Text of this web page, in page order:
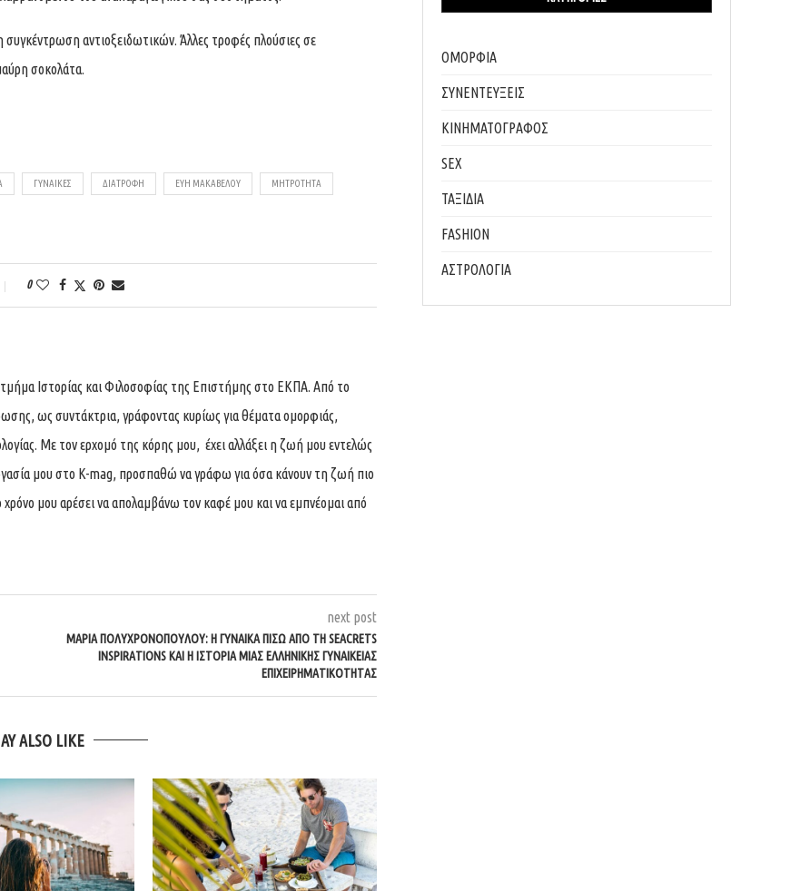
αντιοξειδωτικών. Άλλες τροφές πλούσιες σε
σοκολάτα.
ΓΥΝΑΊΚΕΣ ΔΙΑΤΡΟΦΉ ΕΥΗ ΜΑΚΑΒΕΛΟΥ ΜΗΤΡΌΤΗΤΑ
0
Ιστορίας και Φιλοσοφίας της Επιστήμης στο ΕΚΠΑ. Από το
ως συντάκτρια, γράφοντας κυρίως για θέματα ομορφιάς,
Με τον ερχομό της κόρης μου, έχει αλλάξει η ζωή μου εντελώς
μου στο K-mag, προσπαθώ να γράφω για όσα κάνουν τη ζωή πιο
μου αρέσει να απολαμβάνω τον καφέ μου και να εμπνέομαι από
next post
ΜΑΡΊΑ ΠΟΛΥΧΡΟΝΟΠΟΎΛΟΥ: Η ΓΥΝΑΊΚΑ ΠΊΣΩ ΑΠΌ ΤΗ SEACRETS
INSPIRATIONS ΚΑΙ Η ΙΣΤΟΡΊΑ ΜΙΑΣ ΕΛΛΗΝΙΚΉΣ ΓΥΝΑΙΚΕΊΑΣ
ΕΠΙΧΕΙΡΗΜΑΤΙΚΌΤΗΤΑΣ
ALSO LIKE
ΟΜΟΡΦΙΑ
ΣΥΝΕΝΤΕΥΞΕΙΣ
ΚΙΝΗΜΑΤΟΓΡΑΦΟΣ
SEX
ΤΑΞΙΔΙΑ
FASHION
ΑΣΤΡΟΛΟΓΙΑ